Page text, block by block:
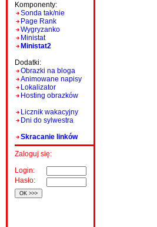
Komponenty:
Sonda tak/nie
Page Rank
Wygryzanko
Ministat
Ministat2
Dodatki:
Obrazki na bloga
Animowane napisy
Lokalizator
Hosting obrazków
Licznik wakacyjny
Dni do sylwestra
Skracanie linków
Zaloguj się:
Login:
Hasło: